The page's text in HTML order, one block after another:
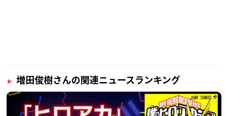
増田俊樹さんの関連ニュースランキング